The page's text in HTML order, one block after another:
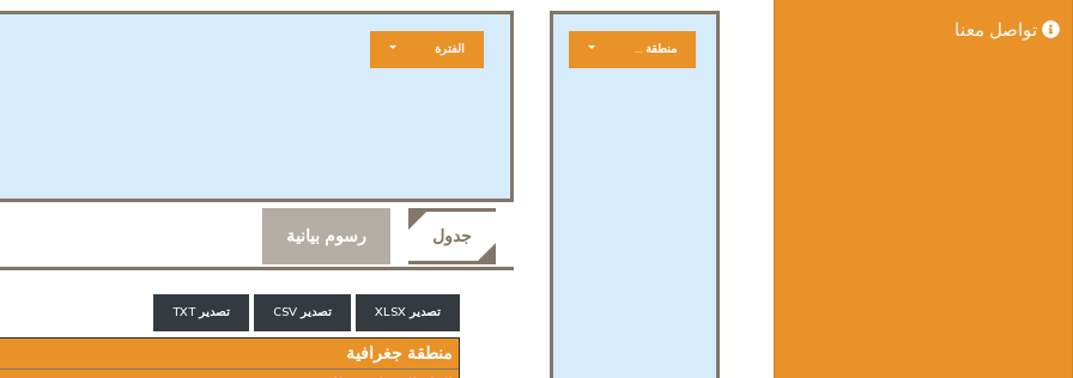
تواصل معنا
منطقة جغرافية الفترة
جدول رسوم بيانية
تصدير XLSX تصدير CSV تصدير TXT
منطقة جغرافية